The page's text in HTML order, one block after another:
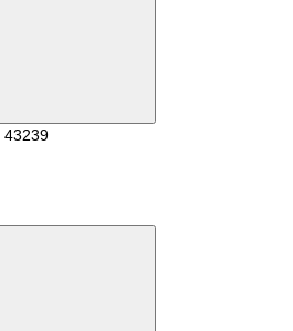
43239